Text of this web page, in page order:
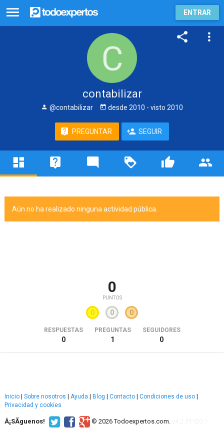
ENTRAR
contabilizar
@contabilizar desde 2010 - visto 2010
PREGUNTAR SEGUIR
Aún no ha realizado ninguna actividad pública.
0
PUNTOS
0 0 0
RESPUESTAS
0
PREGUNTAS
1
SEGUIDORES
0
Inicio Sobre nosotros Ayuda Blog Contacto Condiciones de uso
Privacidad y cookies
Â¡SÃ­guenos! © 2026 Todoexpertos.com.